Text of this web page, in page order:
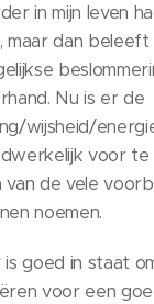
in mijn leven
maar dan
Nu is er de
wijsheid/
voor te
van de vele
noemen.
is goed in staat
voor een